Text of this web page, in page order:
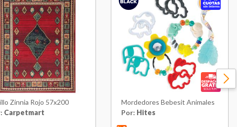
Zinnia Rojo 57x200
Carpetmart
Mordedores Bebesit Animales
Por: Hites